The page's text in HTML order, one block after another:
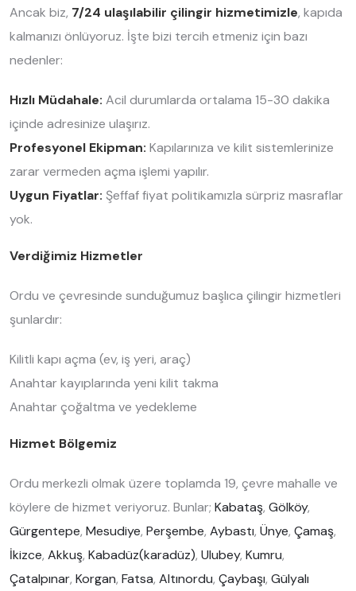
Ancak biz, 7/24 ulaşılabilir çilingir hizmetimizle, kapıda
kalmanızı önlüyoruz. İşte bizi tercih etmeniz için bazı
nedenler:
Hızlı Müdahale: Acil durumlarda ortalama 15-30 dakika
içinde adresinize ulaşırız.
Profesyonel Ekipman: Kapılarınıza ve kilit sistemlerinize
zarar vermeden açma işlemi yapılır.
Uygun Fiyatlar: Şeffaf fiyat politikamızla sürpriz masraflar
yok.
Verdiğimiz Hizmetler
Ordu ve çevresinde sunduğumuz başlıca çilingir hizmetleri
şunlardır:
Kilitli kapı açma (ev, iş yeri, araç)
Anahtar kayıplarında yeni kilit takma
Anahtar çoğaltma ve yedekleme
Hizmet Bölgemiz
Ordu merkezli olmak üzere toplamda 19, çevre mahalle ve
köylere de hizmet veriyoruz. Bunlar; Kabataş, Gölköy,
Gürgentepe, Mesudiye, Perşembe, Aybastı, Ünye, Çamaş,
İkizce, Akkuş, Kabadüz(karadüz), Ulubey, Kumru,
Çatalpınar, Korgan, Fatsa, Altınordu, Çaybaşı, Gülyalı